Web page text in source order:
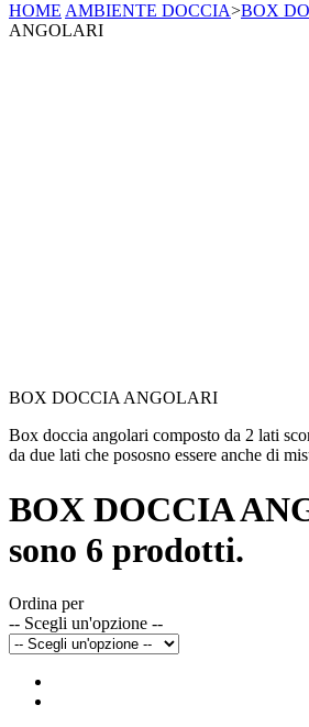
HOME AMBIENTE DOCCIA>BOX
ANGOLARI
BOX DOCCIA ANGOLARI
Box doccia angolari composto da 2 lati
da due lati che pososno essere anche di
BOX DOCCIA
sono 6 prodotti.
Ordina per
-- Scegli un'opzione --